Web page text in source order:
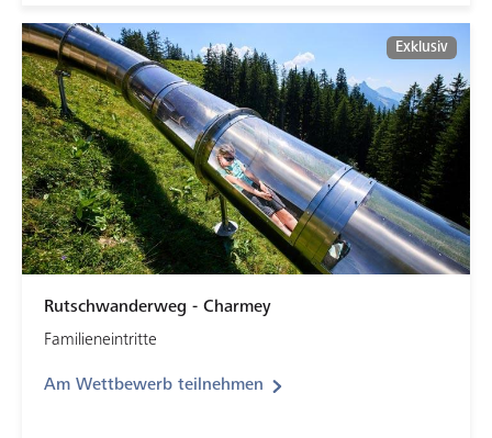
Rutschwanderweg - Charmey
Familieneintritte
Am Wettbewerb teilnehmen
Exklusiv